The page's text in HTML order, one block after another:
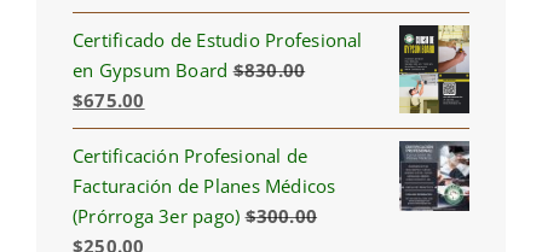
price
was:
$1,100.00.
price
is:
$800.00.
Certificado de Estudio Profesional
en Gypsum Board $830.00
Original
price
was:
$830.00.
$675.00
price
is:
$675.00.
Certificación Profesional de
Facturación de Planes Médicos
(Prórroga 3er pago) $300.00
Original
$250.00